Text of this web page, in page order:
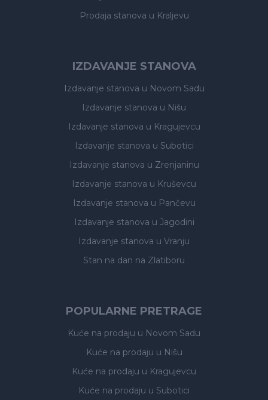
Prodaja stanova u Kraljevu
IZDAVANJE STANOVA
Izdavanje stanova u Novom Sadu
Izdavanje stanova u Nišu
Izdavanje stanova u Kragujevcu
Izdavanje stanova u Subotici
Izdavanje stanova u Zrenjaninu
Izdavanje stanova u Kruševcu
Izdavanje stanova u Pančevu
Izdavanje stanova u Jagodini
Izdavanje stanova u Vranju
Stan na dan na Zlatiboru
POPULARNE PRETRAGE
Kuće na prodaju u Novom Sadu
Kuće na prodaju u Nišu
Kuće na prodaju u Kragujevcu
Kuće na prodaju u Subotici